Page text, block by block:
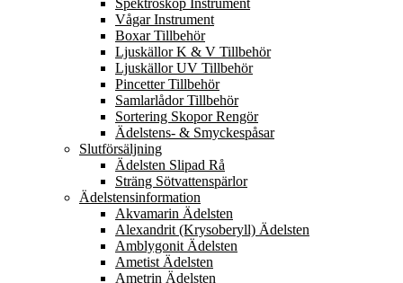
Vågar Instrument
Boxar Tillbehör
Ljuskällor K & V Tillbehör
Ljuskällor UV Tillbehör
Pincetter Tillbehör
Samlarlådor Tillbehör
Sortering Skopor Rengör
Ädelstens- & Smyckespåsar
Slutförsäljning
Ädelsten Slipad Rå
Sträng Sötvattenspärlor
Ädelstensinformation
Akvamarin Ädelsten
Alexandrit (Krysoberyll) Ädelsten
Amblygonit Ädelsten
Ametist Ädelsten
Ametrin Ädelsten